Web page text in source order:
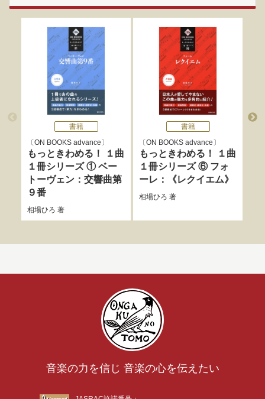
書籍
ON BOOKS advance
もっときわめる！ １曲
１冊シリーズ ① ベー
トーヴェン：交響曲第
９番
相場ひろ 著
書籍
ON BOOKS advance
もっときわめる！ １曲
１冊シリーズ ⑥ フォ
ーレ：《レクイエム》
相場ひろ 著
音楽の力を信じ 音楽の心を伝えたい